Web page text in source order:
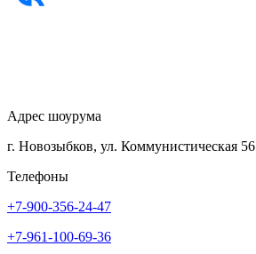
Адрес шоурума
г. Новозыбков, ул. Коммунистическая 56
Телефоны
+7-900-356-24-47
+7-961-100-69-36